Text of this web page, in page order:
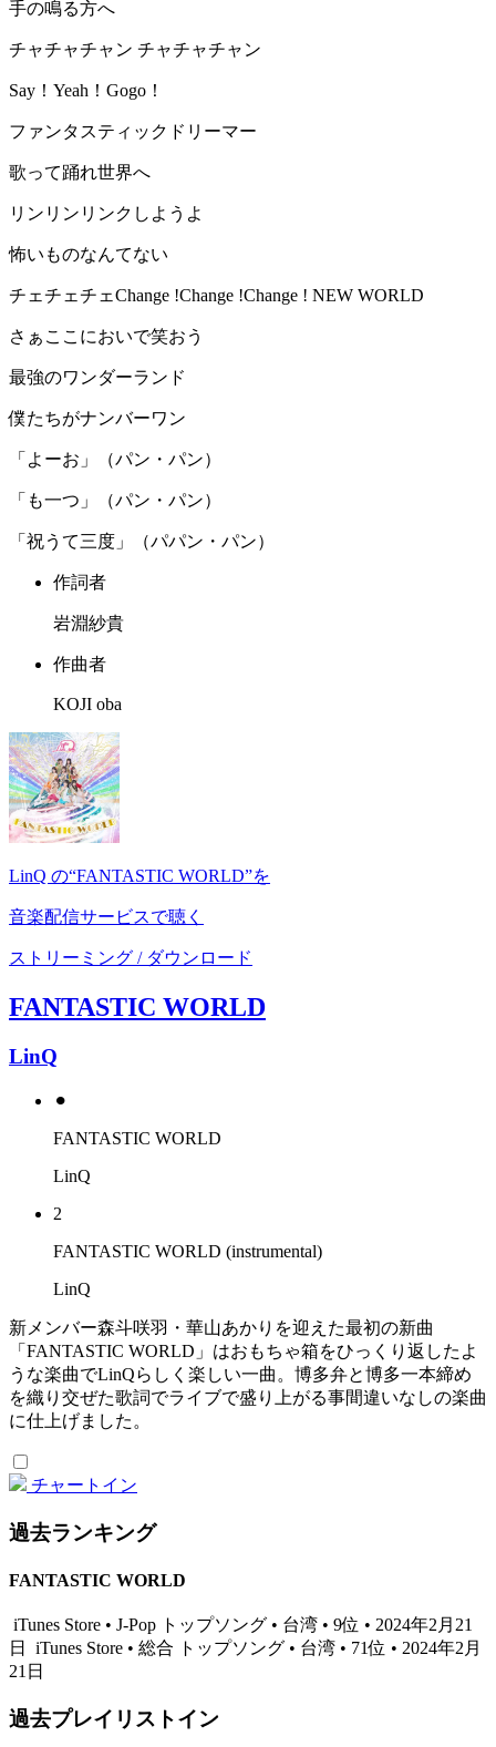
手の鳴る方へ
チャチャチャン チャチャチャン
Say！Yeah！Gogo！
ファンタスティックドリーマー
歌って踊れ世界へ
リンリンリンクしようよ
怖いものなんてない
チェチェチェChange !Change !Change ! NEW WORLD
さぁここにおいで笑おう
最強のワンダーランド
僕たちがナンバーワン
「よーお」（パン・パン）
「も一つ」（パン・パン）
「祝うて三度」（パパン・パン）
作詞者
岩淵紗貴
作曲者
KOJI oba
LinQ の“FANTASTIC WORLD”を
音楽配信サービスで聴く
ストリーミング / ダウンロード
FANTASTIC WORLD
LinQ
⚫︎
FANTASTIC WORLD
LinQ
2
FANTASTIC WORLD (instrumental)
LinQ
新メンバー森斗咲羽・華山あかりを迎えた最初の新曲
「FANTASTIC WORLD」はおもちゃ箱をひっくり返したよ
うな楽曲でLinQらしく楽しい一曲。博多弁と博多一本締め
を織り交ぜた歌詞でライブで盛り上がる事間違いなしの楽曲
に仕上げました。
チャートイン
過去ランキング
FANTASTIC WORLD
iTunes Store • J-Pop トップソング • 台湾 • 9位 • 2024年2月21
日
iTunes Store • 総合 トップソング • 台湾 • 71位 • 2024年2月
21日
過去プレイリストイン